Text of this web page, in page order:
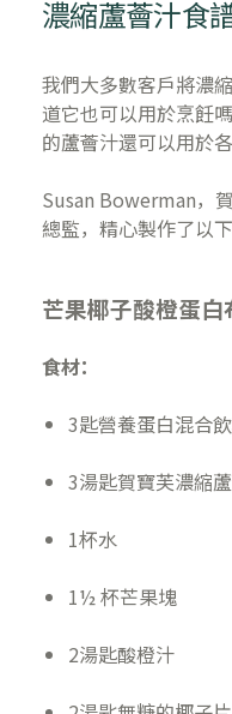
濃縮蘆薈汁食
我們大多數客戶將濃
道它也可以用於烹飪
的蘆薈汁還可以用於
Susan Bowerman，
總監，精心製作了以
芒果椰子酸橙蛋白
食材：
3匙營養蛋白混合
3湯匙賀寶芙濃縮
1杯水
1½ 杯芒果塊
2湯匙酸橙汁